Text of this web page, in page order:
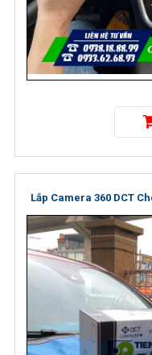
Lắp Camera 360 DCT